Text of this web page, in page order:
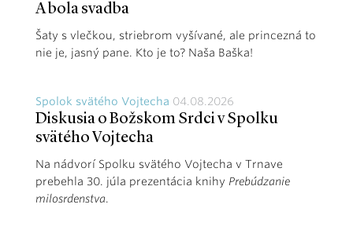
A bola svadba
Šaty s vlečkou, striebrom vyšívané, ale princezná to
nie je, jasný pane. Kto je to? Naša Baška!
Spolok svätého Vojtecha 04.08.2026
Diskusia o Božskom Srdci v Spolku
svätého Vojtecha
Na nádvorí Spolku svätého Vojtecha v Trnave
prebehla 30. júla prezentácia knihy Prebúdzanie
milosrdenstva.